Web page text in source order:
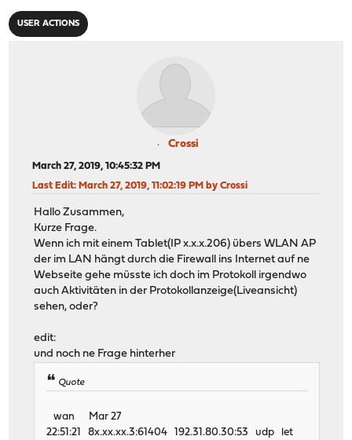
USER ACTIONS
Crossi
March 27, 2019, 10:45:32 PM
Last Edit: March 27, 2019, 11:02:19 PM by Crossi
Hallo Zusammen,
Kurze Frage.
Wenn ich mit einem Tablet(IP x.x.x.206) übers WLAN AP
der im LAN hängt durch die Firewall ins Internet auf ne
Webseite gehe müsste ich doch im Protokoll irgendwo
auch Aktivitäten in der Protokollanzeige(Liveansicht)
sehen, oder?
edit:
und noch ne Frage hinterher
Quote
wan Mar 27
22:51:21 8x.xx.xx.3:61404 192.31.80.30:53 udp let